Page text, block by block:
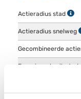
Actieradius stad
Actieradius snelweg
Gecombineerde
Energieverbruik stad